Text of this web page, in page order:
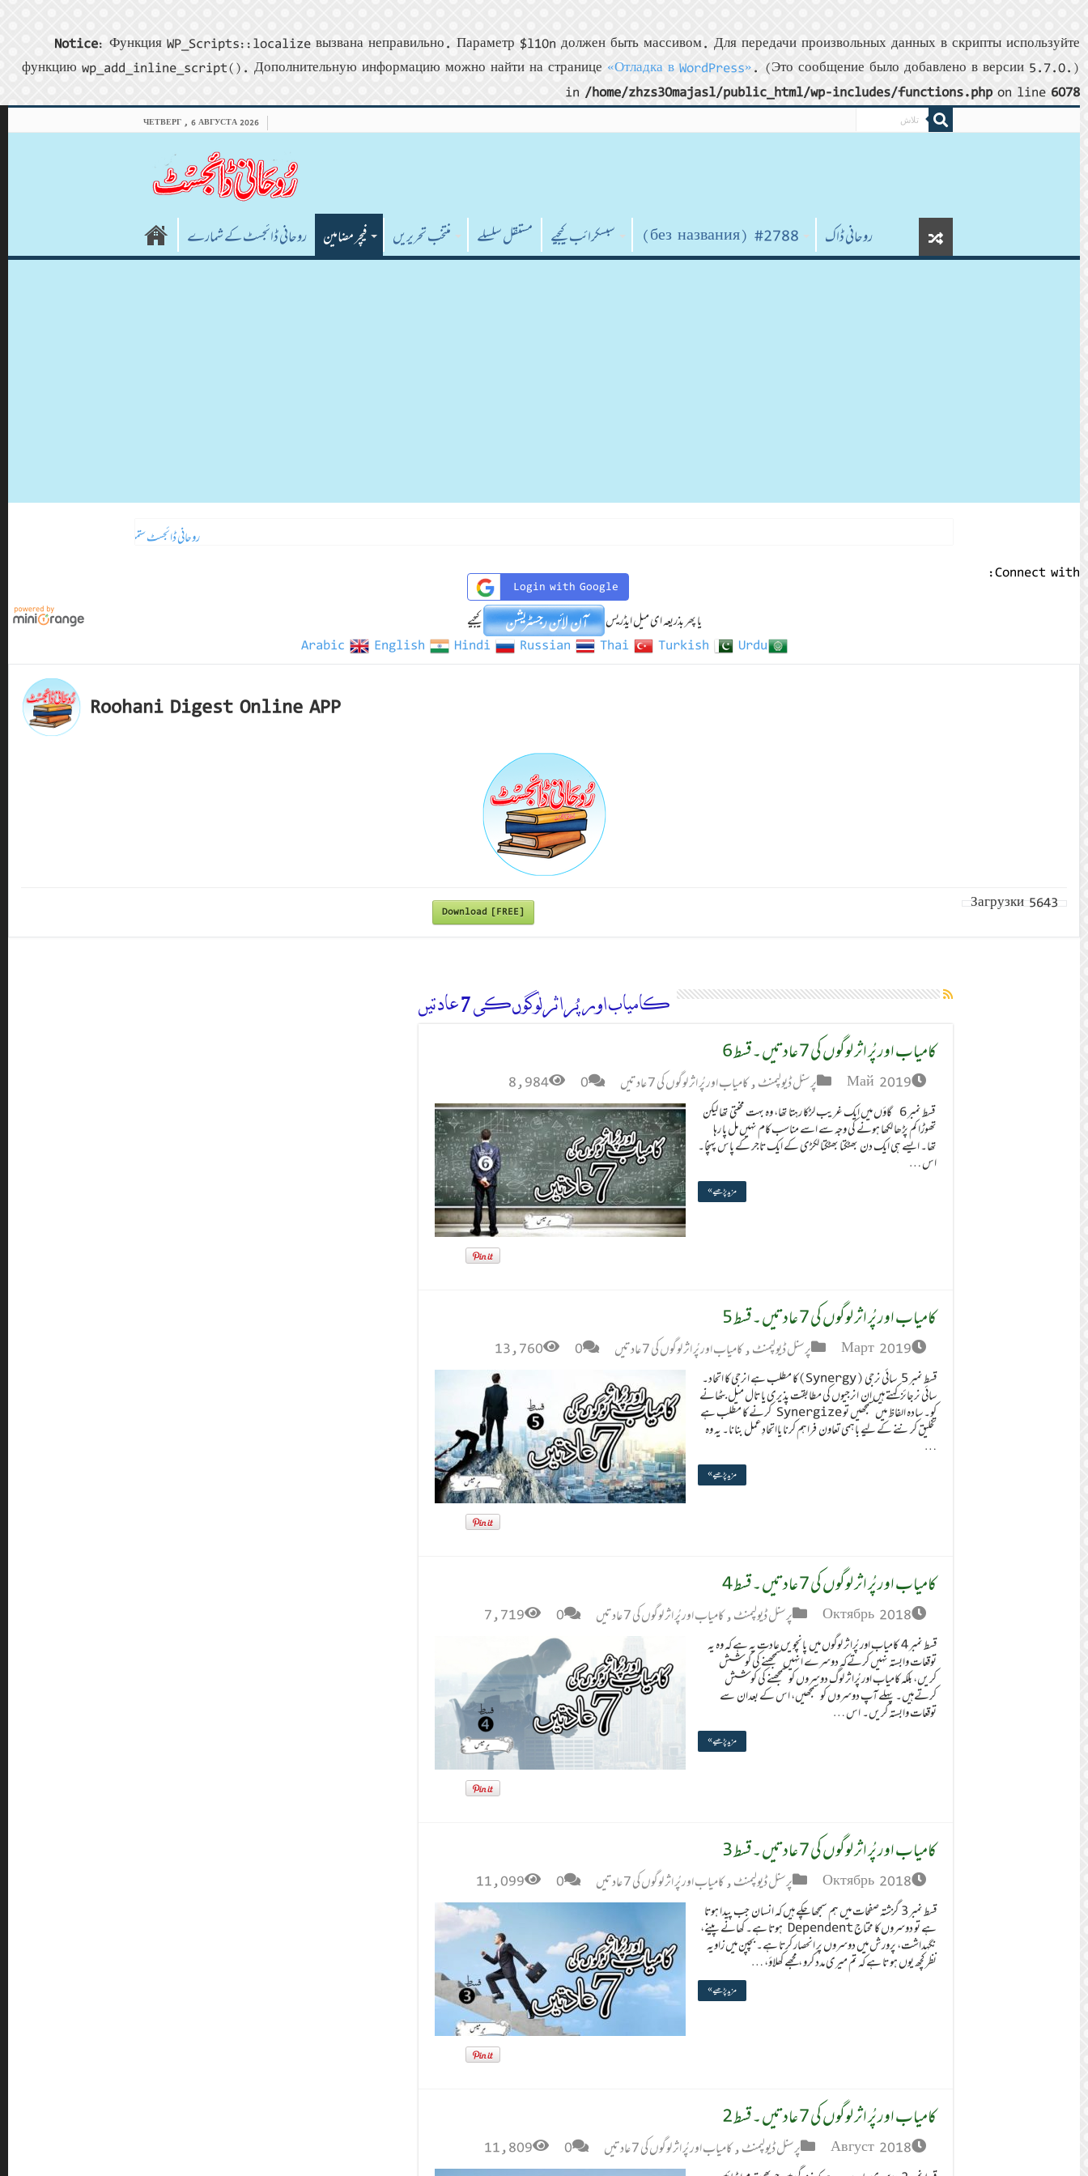
Notice: Функция WP_Scripts::localize вызвана неправильно. Параметр $l10n должен быть массивом. Для передачи произвольных данных в скрипты используйте
функцию wp_add_inline_script(). Дополнительную информацию можно найти на странице «Отладка в WordPress». (Это сообщение было добавлено в версии 5.7.0.)
in /home/zhzs30majasl/public_html/wp-includes/functions.phpon line 6078
ЧЕТВЕРГ , 6 АВГУСТА 2026
روحانی ڈائجسٹ کے شمارے فیچر مضامین منتخب تحریریں مستقل سلسلے سبسکرائب کیجیے #2788 (без названия) روحانی ڈاک
تازہ ترین
روحانی ڈائجسٹ ستمبر 2024ء
Connect with:
Login with Google
یا پھر بذریعہ ای میل ایڈریس
کیجیے
Arabic
English Hindi Russian Thai Turkish Urdu
Roohani Digest Online APP
Download [FREE] 5643
Загрузки
کامیاب اور پُر اثر لوگوں کی 7 عادتیں
کامیاب اور پُر اثر لوگوں کی 7 عادتیں ۔ قسط 6
Май 2019 پرسنل ڈیولپمنٹ,کامیاب اور پُر اثر لوگوں کی 7 عادتیں 0
8,984
قسط نمبر 6 گاؤں میں ایک غریب لڑکا رہتا تھا، وہ بہت محنتی تھا لیکن
تھوڑا کم پڑھا لکھا ہونے کی وجہ سے اسے مناسب کام نہیں مل پا رہا
تھا۔ ایسے ہی ایک دن بھٹكتا بھٹكتا لکڑی کے ایک تاجر کے پاس پہنچا۔
اس …
مزید پڑھیے »
کامیاب اور پُر اثر لوگوں کی 7 عادتیں ۔ قسط 5
Март 2019 پرسنل ڈیولپمنٹ,کامیاب اور پُر اثر لوگوں کی 7 عادتیں 0
13,760
قسط نمبر 5 سائی نرجی (Synergy)کا مطلب ہے انرجی کا اتحاد۔
سائی نرجائز کہتے ہیں ان انرجیوں کی مطابقت پذیری یا تال میل بٹھانے
کو۔ سادہ الفاظ میں سمجھیں تو Synergize کرنے کا مطلب ہے
تخلیق کرننے کے لیے باہمی تعاون فراہم کرنا یااتحادِ عمل بنانا۔ یہ وہ
…
مزید پڑھیے »
کامیاب اور پُر اثر لوگوں کی 7 عادتیں ۔ قسط 4
Октябрь 2018 پرسنل ڈیولپمنٹ,کامیاب اور پُر اثر لوگوں کی 7 عادتیں 0
7,719
قسط نمبر 4 کامیاب اور پُراثر لوگوں میں پانچویں عادت یہ ہے کہ وہ یہ
توقعات وابستہ نہیں کرتےکہ دوسرے انہیں سمجھنے کی کوشش
کریں، بلکہ کامیاب اور پُراثر لوگ دوسروں کو سمجھنے کی کوشش
کرتےہیں۔ پہلے آپ دوسروں کو سمجھیں، اس کے بعدان سے
توقعات وابستہ کریں۔ اس …
مزید پڑھیے »
کامیاب اور پُر اثر لوگوں کی 7 عادتیں ۔ قسط 3
Октябрь 2018 پرسنل ڈیولپمنٹ,کامیاب اور پُر اثر لوگوں کی 7 عادتیں 0
11,099
قسط نمبر 3 گزشتہ صفحات میں ہم سمجھاچکے ہیں کہ انسان جب پیدا ہوتا
ہے تو دوسروں کا محتاج Dependent ہوتا ہے۔ کھانے پینے،
نگہداشت، پرورش میں دوسروں پر انحصار کرتا ہے۔ بچپن میں زاویہ
نظر کچھ یوں ہو تا ہے کہ تم میری مدد کرو ، مجھے کھلاؤ، …
مزید پڑھیے »
کامیاب اور پُر اثر لوگوں کی 7 عادتیں ۔ قسط 2
Август 2018 پرسنل ڈیولپمنٹ,کامیاب اور پُر اثر لوگوں کی 7 عادتیں 0
11,809